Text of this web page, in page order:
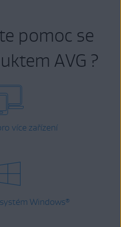
pomoc se
AVG ?
více zařízení
Windows®